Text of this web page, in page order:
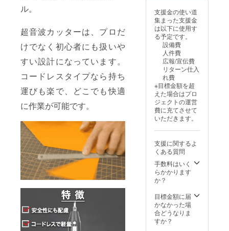
ル。
超音波カッターは、プロだ
けでなく初心者にも扱いや
すい設計になっています。
コードレスタイプなら持ち
運びも楽で、どこでも快適
に作業が可能です。
にて一
般販売
開始予
定で
す。
ます。
ご了承
頂いた
上でご
支援頂
けます
様お願
い致し
ます。
2025年
10月頃
からオ
ンライ
ン
ショッ
プなど
にて一
般販売
開始予
定で
す。
支援に
より量
産効率
が向上
した場
合、正
規販売
価格が
販売予
定価格
より下
がる可
能性も
ござい
ます。
類似商
生する
可能性
があり
ます。
上でご
支援頂
けます
支援金の使い道
集まった支援金
は以下に使用す
る予定です。
設備費
人件費
広報/宣伝費
リターン仕入
れ費
※目標金額を超
えた場合はプロ
ジェクトの運営
費に充てさせて
いただきます。
支援に関するよ
くある質問
手数料はいく
らかかります
か？
目標金額に届
かなかった場
合どうなりま
すか？